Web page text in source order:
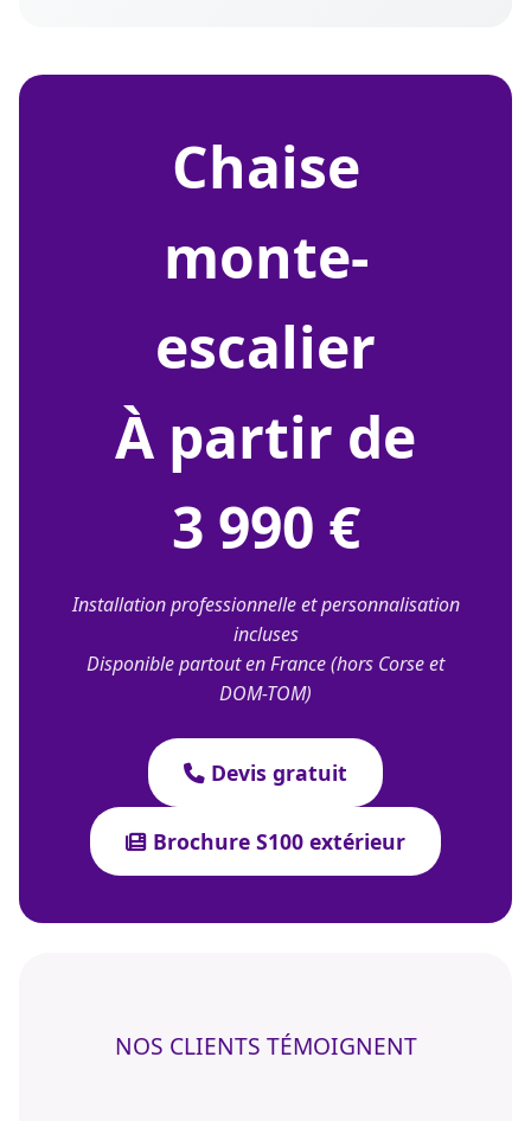
chaise
monte-
escalier
À partir de
3 990 €
Installation professionnelle et personnalisation
incluses
Disponible partout en France (hors Corse et
DOM-TOM)
Devis gratuit
Brochure S100 extérieur
NOS CLIENTS TÉMOIGNENT